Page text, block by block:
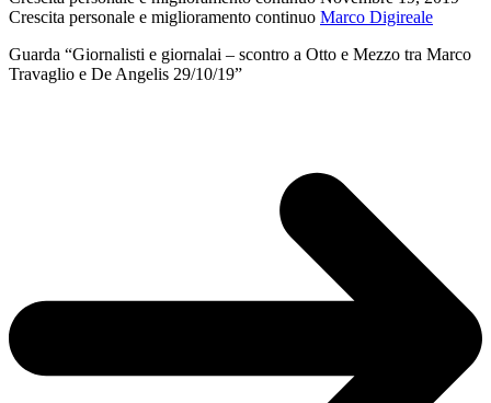
Crescita personale e miglioramento continuo Marco Digireale
Guarda “Giornalisti e giornalai – scontro a Otto e Mezzo tra Marco
Travaglio e De Angelis 29/10/19”